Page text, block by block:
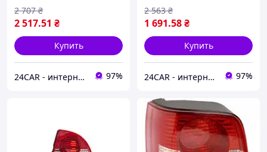
2 517.51 ₴
2 707 ₴
Купить
24CAR - интернет магазин запчастей и аксессуаров 97%
1 691.58₴
2 563 ₴
Купить
24CAR - интернет магазин запчастей и аксессуаров 97%